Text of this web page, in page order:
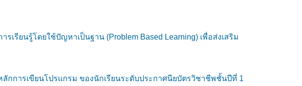
เรียนรู้โดยใช้ปัญหาเป็นฐาน (Problem Based Learning) เพื่อส่งเสริม
กการเขียนโปรแกรม ของนักเรียนระดับประกาศนียบัตรวิชาชีพชั้นปีที่ 1